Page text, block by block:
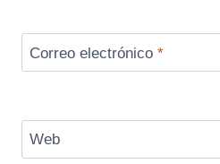
Correo electrónico *
Web